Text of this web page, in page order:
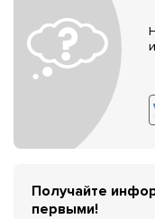
Получайте
первыми!